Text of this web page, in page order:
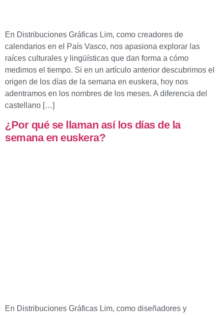
En Distribuciones Gráficas Lim, como creadores de
calendarios en el País Vasco, nos apasiona explorar las
raíces culturales y lingüísticas que dan forma a cómo
medimos el tiempo. Si en un artículo anterior descubrimos el
origen de los días de la semana en euskera, hoy nos
adentramos en los nombres de los meses. A diferencia del
castellano […]
¿Por qué se llaman así los días de la
semana en euskera?
En Distribuciones Gráficas Lim, como diseñadores y